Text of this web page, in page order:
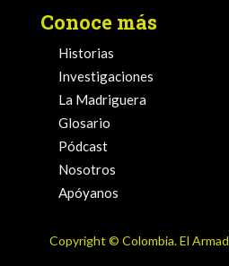
Conoce más
Historias
Investigaciones
La Madriguera
Glosario
Pódcast
Nosotros
Apóyanos
Copyright ©️ Colombia. El